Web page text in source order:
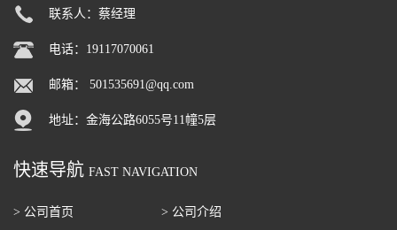
联系人：蔡经理
电话：19117070061
邮箱： 501535691@qq.com
地址：金海公路6055号11幢5层
快速导航 FAST NAVIGATION
> 公司首页
> 公司介绍